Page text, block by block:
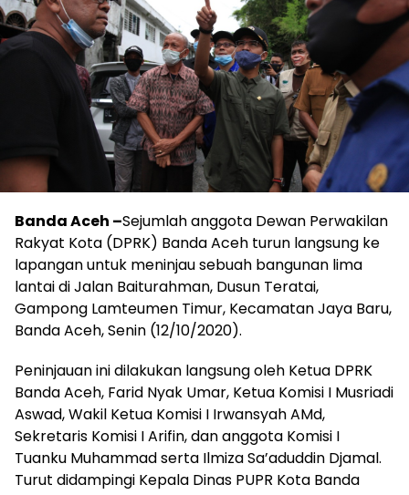
Banda Aceh –Sejumlah anggota Dewan Perwakilan
Rakyat Kota (DPRK) Banda Aceh turun langsung ke
lapangan untuk meninjau sebuah bangunan lima
lantai di Jalan Baiturahman, Dusun Teratai,
Gampong Lamteumen Timur, Kecamatan Jaya Baru,
Banda Aceh, Senin (12/10/2020).
Peninjauan ini dilakukan langsung oleh Ketua DPRK
Banda Aceh, Farid Nyak Umar, Ketua Komisi I Musriadi
Aswad, Wakil Ketua Komisi I Irwansyah AMd,
Sekretaris Komisi I Arifin, dan anggota Komisi I
Tuanku Muhammad serta Ilmiza Sa’aduddin Djamal.
Turut didampingi Kepala Dinas PUPR Kota Banda